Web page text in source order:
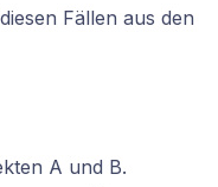
Fällen aus den
A und B.